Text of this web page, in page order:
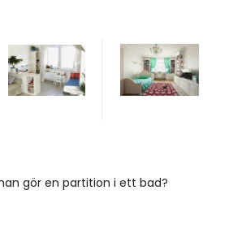
gör en partition i ett bad?